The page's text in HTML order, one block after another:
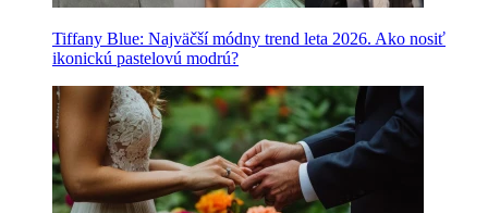
Tiffany Blue: Najväčší módny trend leta 2026. Ako nosiť
ikonickú pastelovú modrú?